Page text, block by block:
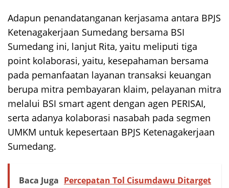
Adapun penandatanganan kerjasama antara BPJS
Ketenagakerjaan Sumedang bersama BSI
Sumedang ini, lanjut Rita, yaitu meliputi tiga
point kolaborasi, yaitu, kesepahaman bersama
pada pemanfaatan layanan transaksi keuangan
berupa mitra pembayaran klaim, pelayanan mitra
melalui BSI smart agent dengan agen PERISAI,
serta adanya kolaborasi nasabah pada segmen
UMKM untuk kepesertaan BPJS Ketenagakerjaan
Sumedang.
Baca Juga Percepatan Tol Cisumdawu Ditarget